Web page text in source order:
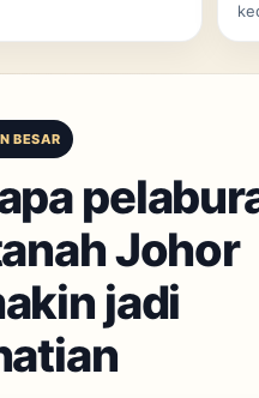
BESAR
Johor
jadi